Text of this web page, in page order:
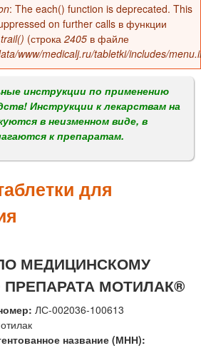
: The each() function is deprecated. This
on further calls в функции
(строка 2405 в файле
www/medicalj.ru/tabletki/includes/
инструкции по применению
Инструкции к лекарствам на
в неизменном виде, в
к препаратам.
для
МЕДИЦИНСКОМУ
МОТИЛАК®
ЛС-002036-100613
название (МНН):